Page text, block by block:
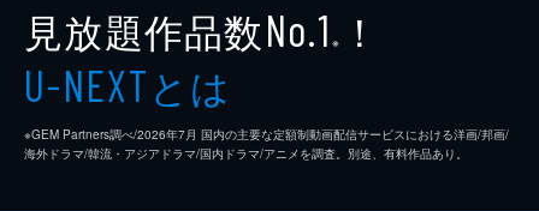
見放題作品数No.1 ※ ！
U-NEXTとは
※GEM Partners調べ/2026年7⽉ 国内の主要な定額制動画配信サービスにおける洋画/邦画/
海外ドラマ/韓流・アジアドラマ/国内ドラマ/アニメを調査。別途、有料作品あり。